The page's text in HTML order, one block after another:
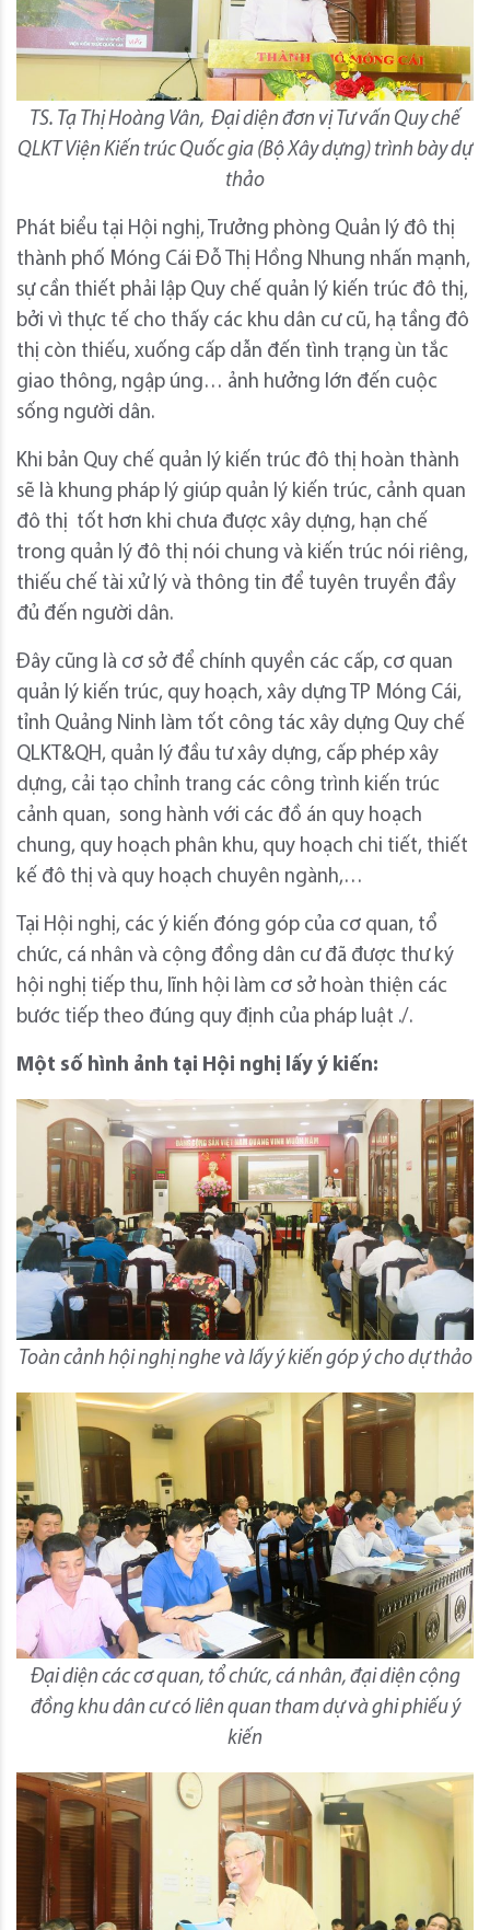
TS. Tạ Thị Hoàng Vân, Đại diện đơn vị Tư vấn Quy chế
QLKT Viện Kiến trúc Quốc gia (Bộ Xây dựng) trình bày dự
thảo
Phát biểu tại Hội nghị, Trưởng phòng Quản lý đô thị
thành phố Móng Cái Đỗ Thị Hồng Nhung nhấn mạnh,
sự cần thiết phải lập Quy chế quản lý kiến trúc đô thị,
bởi vì thực tế cho thấy các khu dân cư cũ, hạ tầng đô
thị còn thiếu, xuống cấp dẫn đến tình trạng ùn tắc
giao thông, ngập úng… ảnh hưởng lớn đến cuộc
sống người dân.
Khi bản Quy chế quản lý kiến trúc đô thị hoàn thành
sẽ là khung pháp lý giúp quản lý kiến trúc, cảnh quan
đô thị tốt hơn khi chưa được xây dựng, hạn chế
trong quản lý đô thị nói chung và kiến trúc nói riêng,
thiếu chế tài xử lý và thông tin để tuyên truyền đầy
đủ đến người dân.
Đây cũng là cơ sở để chính quyền các cấp, cơ quan
quản lý kiến trúc, quy hoạch, xây dựng TP Móng Cái,
tỉnh Quảng Ninh làm tốt công tác xây dựng Quy chế
QLKT&QH, quản lý đầu tư xây dựng, cấp phép xây
dựng, cải tạo chỉnh trang các công trình kiến trúc
cảnh quan, song hành với các đồ án quy hoạch
chung, quy hoạch phân khu, quy hoạch chi tiết, thiết
kế đô thị và quy hoạch chuyên ngành,…
Tại Hội nghị, các ý kiến đóng góp của cơ quan, tổ
chức, cá nhân và cộng đồng dân cư đã được thư ký
hội nghị tiếp thu, lĩnh hội làm cơ sở hoàn thiện các
bước tiếp theo đúng quy định của pháp luật ./.
Một số hình ảnh tại Hội nghị lấy ý kiến:
Toàn cảnh hội nghị nghe và lấy ý kiến góp ý cho dự thảo
Đại diện các cơ quan, tổ chức, cá nhân, đại diện cộng
đồng khu dân cư có liên quan tham dự và ghi phiếu ý
kiến